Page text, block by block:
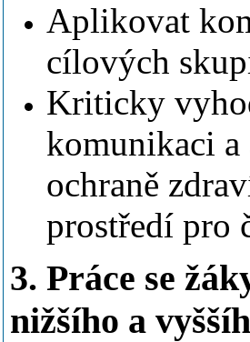
Aplikovat
cílových
Kriticky
komunikaci a
ochraně
prostředí pro
3. Práce se
nižšího a